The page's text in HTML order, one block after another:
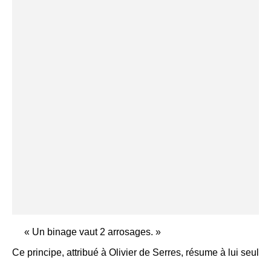
« Un binage vaut 2 arrosages. »
Ce principe, attribué à Olivier de Serres, résume à lui seul